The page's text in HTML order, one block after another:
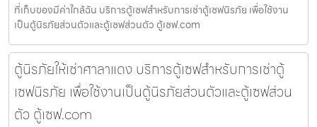
ที่เก็บของมีค่าใกล้ฉัน บริการตู้เซฟสำหรับการเช่าตู้เซฟนิรภัย เพื่อใช้งาน
เป็นตู้นิรภัยส่วนตัวและตู้เซฟส่วนตัว ตู้เซฟ.com
ตู้นิรภัยให้เช่าศาลาแดง บริการตู้เซฟสำหรับการเช่าตู้
เซฟนิรภัย เพื่อใช้งานเป็นตู้นิรภัยส่วนตัวและตู้เซฟส่วน
ตัว ตู้เซฟ.com